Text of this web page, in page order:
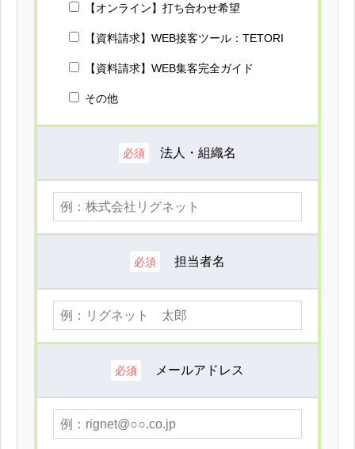
【オンライン】打ち合わせ希望
【資料請求】WEB接客ツール：TETORI
【資料請求】WEB集客完全ガイド
その他
必須 法人・組織名
必須 担当者名
必須 メールアドレス